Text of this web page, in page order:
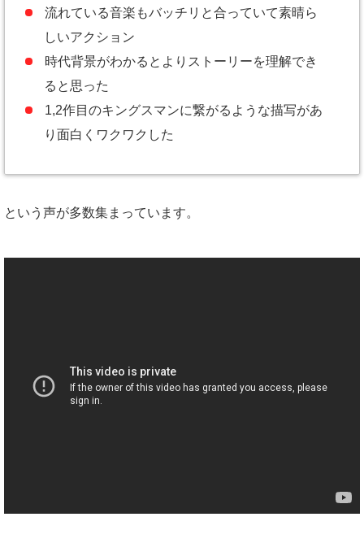
流れている音楽もバッチリと合っていて素晴ら
しいアクション
時代背景がわかるとよりストーリーを理解でき
ると思った
1,2作目のキングスマンに繋がるような描写があ
り面白くワクワクした
という声が多数集まっています。